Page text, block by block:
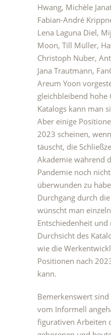
Hwang, Michèle
Fabian-André
Lena Laguna Diel,
Moon, Till Müller,
Christoph Nuber,
Jana Trautmann,
Areum Yoon
gleichbleibend hohe
Katalogs kann man
Aber einige
2023 scheinen,
täuscht, die
Akademie während
Pandemie noch
überwunden zu
Durchgang durch
wünscht man
Entschiedenheit und
Durchsicht des
wie die
Positionen nach
kann.
Bemerkenswert
vom Informell
figurativen Arbeiten